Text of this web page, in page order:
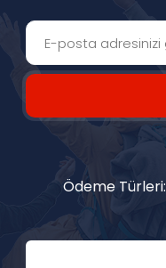
Ödeme Türleri: